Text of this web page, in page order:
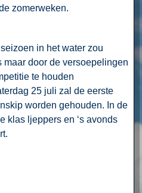
zomerweken.
in het water zou
door de versoepelingen
te houden
25 juli zal de eerste
worden gehouden. In de
klas ljeppers en ‘s avonds